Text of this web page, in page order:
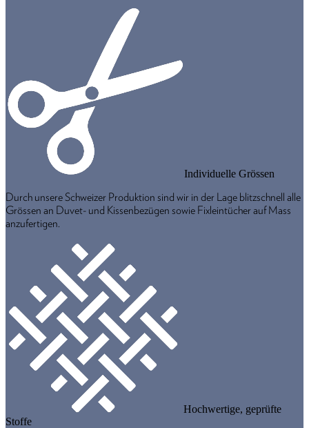
Individuelle Grössen
Durch unsere Schweizer Produktion sind wir in der Lage blitzschnell alle
Grössen an Duvet- und Kissenbezügen sowie Fixleintücher auf Mass
anzufertigen.
Hochwertige, geprüfte
Stoffe